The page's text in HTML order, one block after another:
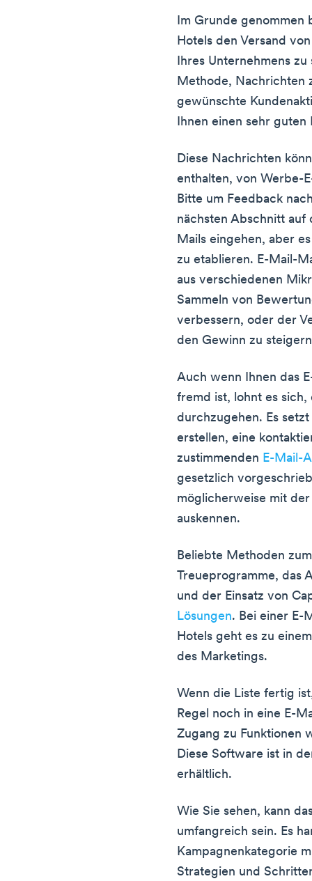
Im Grunde
Hotels den Versand
Ihres Unternehmens
Methode, Nachrichten
gewünschte
Ihnen einen sehr
Diese Nachrichten
enthalten, von Werbe-
Bitte um Feedback
nächsten Abschnitt auf
Mails eingehen, aber
zu etablieren. E-Mail-
aus verschiedenen
Sammeln von
verbessern, oder der
den Gewinn zu
Auch wenn Ihnen das
fremd ist, lohnt es
durchzugehen. Es
erstellen, eine
zustimmenden E-Mail-
gesetzlich
möglicherweise mit
auskennen.
Beliebte Methoden
Treueprogramme, das
und der Einsatz von
Lösungen. Bei einer E-
Hotels geht es zu
des Marketings.
Wenn die Liste fertig
Regel noch in eine E-
Zugang zu Funktionen
Diese Software ist in
erhältlich.
Wie Sie sehen, kann
umfangreich sein. Es
Kampagnenkategorie
Strategien und